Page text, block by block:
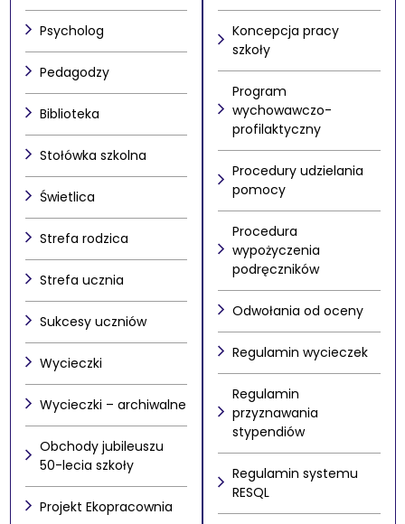
Psycholog
Pedagodzy
Biblioteka
Stołówka szkolna
Świetlica
Strefa rodzica
Strefa ucznia
Sukcesy uczniów
Wycieczki
Wycieczki – archiwalne
Obchody jubileuszu
50-lecia szkoły
Projekt Ekopracownia
Koncepcja pracy
szkoły
Program
wychowawczo-
profilaktyczny
Procedury udzielania
pomocy
Procedura
wypożyczenia
podręczników
Odwołania od oceny
Regulamin wycieczek
Regulamin
przyznawania
stypendiów
Regulamin systemu
RESQL